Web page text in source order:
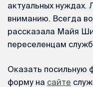
актуальных
вниманию. Всегда
рассказала Майя
переселенцам
Оказать посильную
форму на сайте